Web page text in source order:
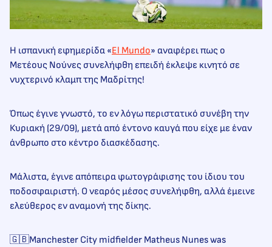
Η ισπανική εφημερίδα «El Mundo» αναφέρει πως ο
Μετέους Νούνες συνελήφθη επειδή έκλεψε κινητό σε
νυχτερινό κλαμπ της Μαδρίτης!
Όπως έγινε γνωστό, το εν λόγω περιστατικό συνέβη την
Κυριακή (29/09), μετά από έντονο καυγά που είχε με έναν
άνθρωπο στο κέντρο διασκέδασης.
Μάλιστα, έγινε απόπειρα φωτογράφισης του ίδιου του
ποδοσφαιριστή. Ο νεαρός μέσος συνελήφθη, αλλά έμεινε
ελεύθερος εν αναμονή της δίκης.
🇬🇧Manchester City midfielder Matheus Nunes was